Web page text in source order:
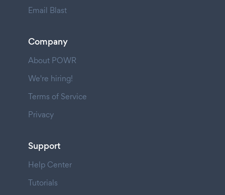
Email Blast
Company
About POWR
We're hiring!
Terms of Service
Privacy
Support
Help Center
Tutorials